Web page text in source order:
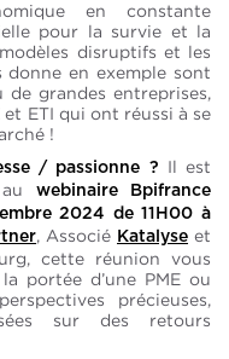
en constante
pour la survie et la
disruptifs et les
donne en exemple sont
de grandes entreprises,
ETI qui ont réussi à se
!
/ passionne ? Il est
webinaire Bpifrance
2024 de 11H00 à
, Associé Katalyse et
cette réunion vous
portée d’une PME ou
précieuses,
sur des retours